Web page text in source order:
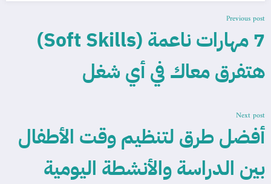
Previous post
7 مهارات ناعمة (Soft Skills)
هتفرق معاك في أي شغل
Next post
أفضل طرق لتنظيم وقت الأطفال
بين الدراسة والأنشطة اليومية